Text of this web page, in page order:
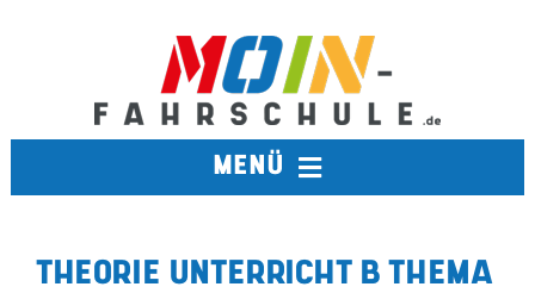
MENÜ
THEORIE UNTERRICHT B THEMA